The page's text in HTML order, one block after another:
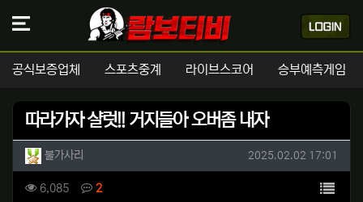
공식보증업체 스포츠중계 라이브스코어 승부예측게임
따라가자 샬럿!! 거지들아 오버좀 내자
작성자 정보
불가사리 작성일
2025.02.02 17:01
컨텐츠 정보
6,085조회 2댓글 목록